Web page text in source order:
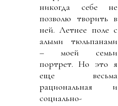
никогда себе не
позволю творить в
ней. Летнее поле с
алыми тюльпанами
– моей семьи
портрет. Но это я
еще весьма
рациональная и
социально-